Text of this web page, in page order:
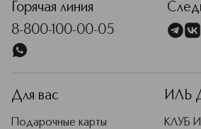
Горячая линия
8-800-100-00-05
Для вас
Подарочные карты
ИЛЬ
КЛУБ